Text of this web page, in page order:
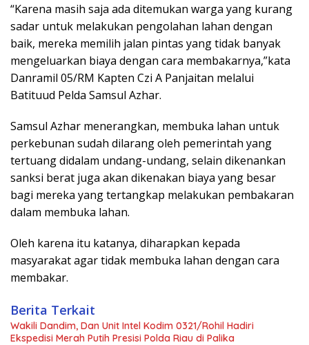
“Karena masih saja ada ditemukan warga yang kurang
sadar untuk melakukan pengolahan lahan dengan
baik, mereka memilih jalan pintas yang tidak banyak
mengeluarkan biaya dengan cara membakarnya,”kata
Danramil 05/RM Kapten Czi A Panjaitan melalui
Batituud Pelda Samsul Azhar.
Samsul Azhar menerangkan, membuka lahan untuk
perkebunan sudah dilarang oleh pemerintah yang
tertuang didalam undang-undang, selain dikenankan
sanksi berat juga akan dikenakan biaya yang besar
bagi mereka yang tertangkap melakukan pembakaran
dalam membuka lahan.
Oleh karena itu katanya, diharapkan kepada
masyarakat agar tidak membuka lahan dengan cara
membakar.
Berita Terkait
Wakili Dandim, Dan Unit Intel Kodim 0321/Rohil Hadiri
Ekspedisi Merah Putih Presisi Polda Riau di Palika